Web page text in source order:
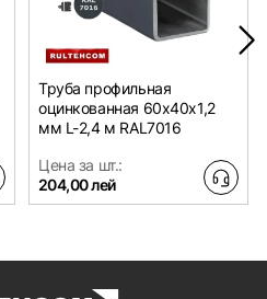
Труба профильная
оцинкованная 60х40x1,2
мм L-2,4 м RAL7016
Цена за шт.:
204,00 лей